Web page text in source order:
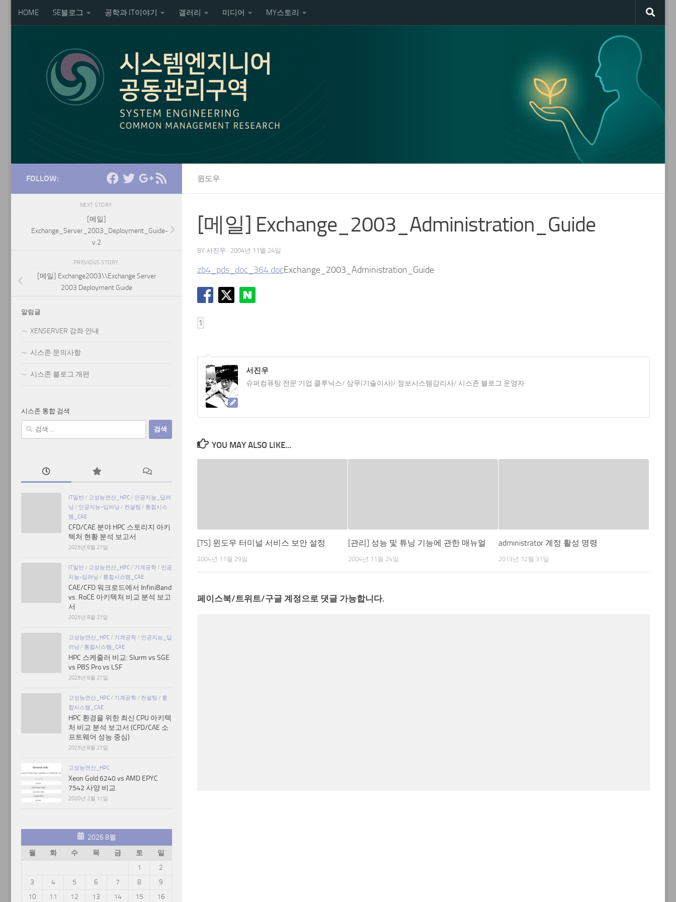
Skip to content
HOME SE블로그 공학과 IT이야기 갤러리 미디어 MY스토리
윈도우
[메일] Exchange_2003_Administration_Guide
BY 서진우 · 2004년 11월 24일
zb4_pds_doc_364.docExchange_2003_Administration_Guide
서진우
슈퍼컴퓨팅 전문 기업 클루닉스/ 상무(기술이사)/ 정보시스템감리사/ 시스존 블로그 운영자
YOU MAY ALSO LIKE...
[TS] 윈도우 터미널 서비스 보안 설정
2004년 11월 29일
[관리] 성능 및 튜닝 기능에 관한 매뉴얼
2004년 11월 24일
administrator 계정 활성 명령
2013년 12월 31일
페이스북/트위트/구글 계정으로 댓글 가능합니다.
FOLLOW:
NEXT STORY
[메일]
Exchange_Server_2003_Deployment_Guide-
v.2
PREVIOUS STORY
[메일] Exchange2003\\Exchange Server
2003 Deployment Guide
알림글
XENSERVER 강좌 안내
시스존 문의사항
시스존 블로그 개편
시스존 통합 검색
검
IT일반 / 고성능연산_HPC / 인공지능_딥러
닝 / 인공지능-딥러닝 / 컨설팅 / 통합시스
템_CAE
CFD/CAE 분야 HPC 스토리지 아키
텍처 현황 분석 보고서
2025년 8월 27일
IT일반 / 고성능연산_HPC / 기계공학 / 인공
지능-딥러닝 / 통합시스템_CAE
CAE/CFD 워크로드에서 InfiniBand
vs. RoCE 아키텍처 비교 분석 보고
서
2025년 8월 27일
고성능연산_HPC / 기계공학 / 인공지능_딥
러닝 / 통합시스템_CAE
HPC 스케줄러 비교: Slurm vs SGE
vs PBS Pro vs LSF
2025년 8월 27일
고성능연산_HPC / 기계공학 / 컨설팅 / 통
합시스템_CAE
HPC 환경을 위한 최신 CPU 아키텍
처 비교 분석 보고서 (CFD/CAE 소
프트웨어 성능 중심)
2025년 8월 27일
고성능연산_HPC
Xeon Gold 6240 vs AMD EPYC
7542 사양 비교
2020년 2월 11일
2026 8월
월
화 수 목 금 토
일
1
2
3
4 5 6 7 8
9
10
11 12 13 14 15 16